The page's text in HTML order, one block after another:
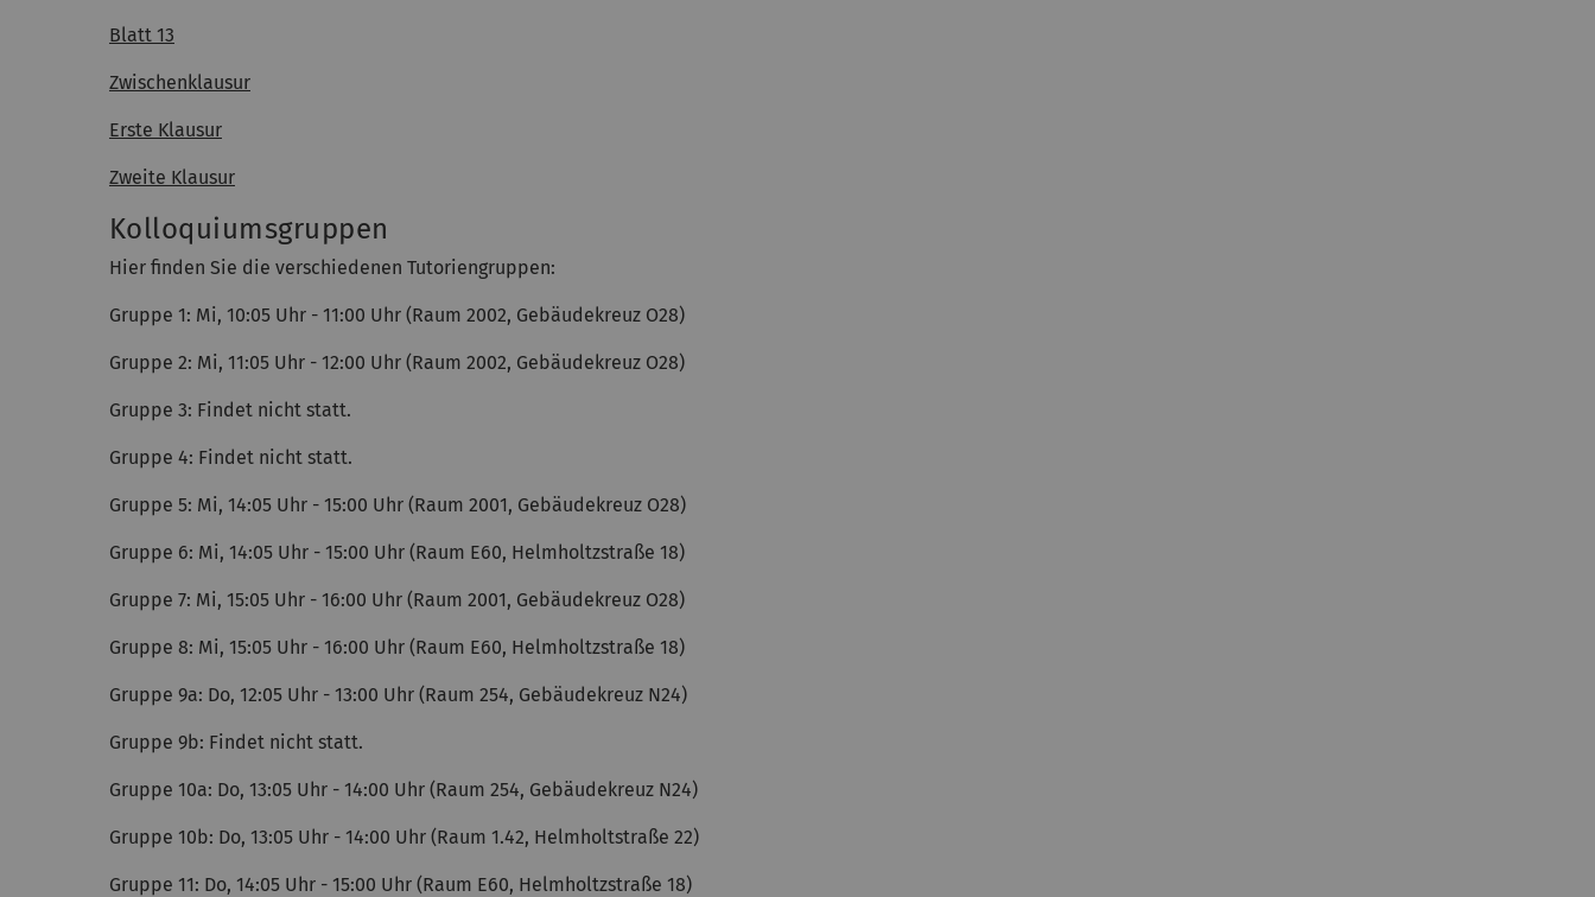
Blatt 13
Zwischenklausur
Erste Klausur
Zweite Klausur
Kolloquiumsgruppen
Hier finden Sie die verschiedenen Tutoriengruppen:
Gruppe 1: Mi, 10:05 Uhr - 11:00 Uhr (Raum 2002, Gebäudekreuz O28)
Gruppe 2: Mi, 11:05 Uhr - 12:00 Uhr (Raum 2002, Gebäudekreuz O28)
Gruppe 3: Findet nicht statt.
Gruppe 4: Findet nicht statt.
Gruppe 5: Mi, 14:05 Uhr - 15:00 Uhr (Raum 2001, Gebäudekreuz O28)
Gruppe 6: Mi, 14:05 Uhr - 15:00 Uhr (Raum E60, Helmholtzstraße 18)
Gruppe 7: Mi, 15:05 Uhr - 16:00 Uhr (Raum 2001, Gebäudekreuz O28)
Gruppe 8: Mi, 15:05 Uhr - 16:00 Uhr (Raum E60, Helmholtzstraße 18)
Gruppe 9a: Do, 12:05 Uhr - 13:00 Uhr (Raum 254, Gebäudekreuz N24)
Gruppe 9b: Findet nicht statt.
Gruppe 10a: Do, 13:05 Uhr - 14:00 Uhr (Raum 254, Gebäudekreuz N24)
Gruppe 10b: Do, 13:05 Uhr - 14:00 Uhr (Raum 1.42, Helmholtstraße 22)
Gruppe 11: Do, 14:05 Uhr - 15:00 Uhr (Raum E60, Helmholtzstraße 18)